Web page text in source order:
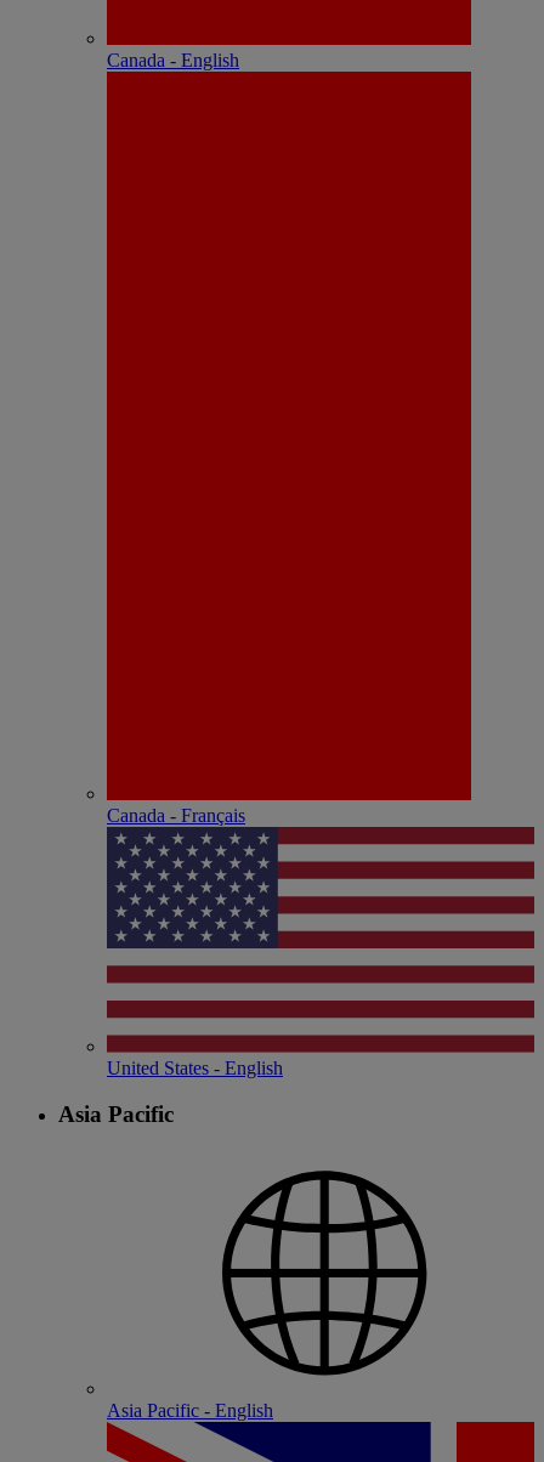
Canada - English
Canada - Français
United States - English
Asia Pacific
Asia Pacific - English